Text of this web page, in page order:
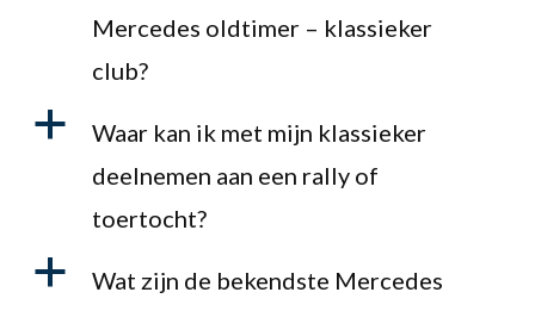
Mercedes oldtimer – klassieker
club?
a
Waar kan ik met mijn klassieker
deelnemen aan een rally of
toertocht?
a
Wat zijn de bekendste Mercedes